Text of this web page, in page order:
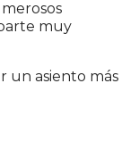
muy
un asiento más